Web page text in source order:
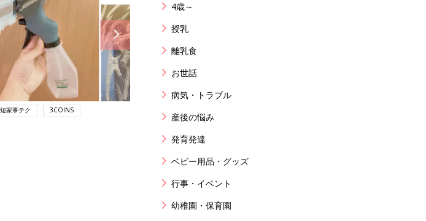
家事テク 3COINS
4歳～
授乳
離乳食
お世話
病気・トラブル
産後の悩み
発育発達
ベビー用品・グッズ
行事・イベント
幼稚園・保育園